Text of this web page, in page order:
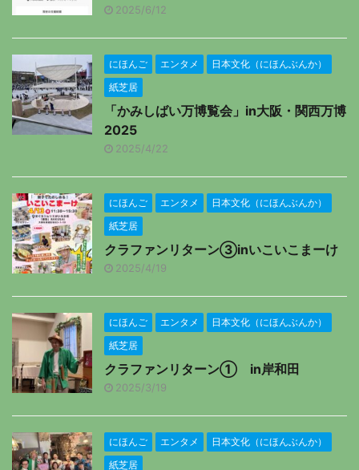
2025/6/12
にほんご エンタメ
日本文化（にほんぶんか）
紙芝居
「かみしばい万博覧会」in大阪・関西万博
2025
2025/4/22
にほんご エンタメ
日本文化（にほんぶんか）
紙芝居
クラファンリターン③inいこいこまーけ
2025/4/19
にほんご エンタメ
日本文化（にほんぶんか）
紙芝居
クラファンリターン① in岸和田
2025/3/19
にほんご エンタメ
日本文化（にほんぶんか）
紙芝居